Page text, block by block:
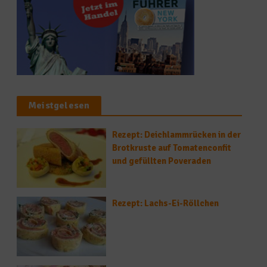
Meistgelesen
Rezept: Deichlammrücken in der
Brotkruste auf Tomatenconfit
und gefüllten Poveraden
Rezept: Lachs-Ei-Röllchen